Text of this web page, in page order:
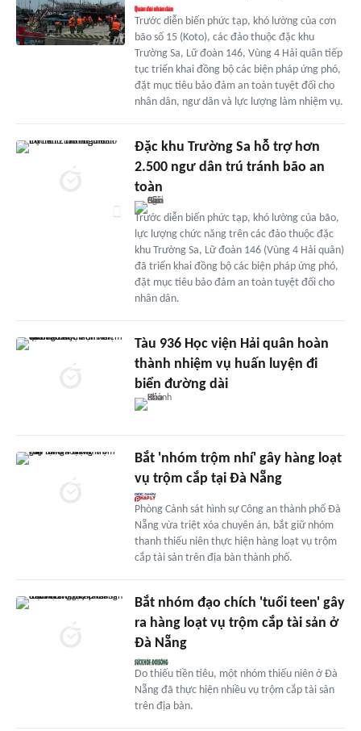
Trước diễn biến phức tạp, khó lường của cơn
bão số 15 (Koto), các đảo thuộc đặc khu
Trường Sa, Lữ đoàn 146, Vùng 4 Hải quân tiếp
tục triển khai đồng bộ các biện pháp ứng phó,
đặt mục tiêu bảo đảm an toàn tuyệt đối cho
nhân dân, ngư dân và lực lượng làm nhiệm vụ.
Đặc khu Trường Sa hỗ trợ hơn
2.500 ngư dân trú tránh bão an
toàn
Trước diễn biến phức tạp, khó lường của bão,
lực lượng chức năng trên các đảo thuộc đặc
khu Trường Sa, Lữ đoàn 146 (Vùng 4 Hải quân)
đã triển khai đồng bộ các biện pháp ứng phó,
đặt mục tiêu bảo đảm an toàn tuyệt đối cho
nhân dân.
Tàu 936 Học viện Hải quân hoàn
thành nhiệm vụ huấn luyện đi
biển đường dài
Bắt 'nhóm trộm nhí' gây hàng loạt
vụ trộm cắp tại Đà Nẵng
Phòng Cảnh sát hình sự Công an thành phố Đà
Nẵng vừa triệt xóa chuyên án, bắt giữ nhóm
thanh thiếu niên thực hiện hàng loạt vụ trộm
cắp tài sản trên địa bàn thành phố.
Bắt nhóm đạo chích 'tuổi teen' gây
ra hàng loạt vụ trộm cắp tài sản ở
Đà Nẵng
Do thiếu tiền tiêu, một nhóm thiếu niên ở Đà
Nẵng đã thực hiện nhiều vụ trộm cắp tài sản
trên địa bàn.